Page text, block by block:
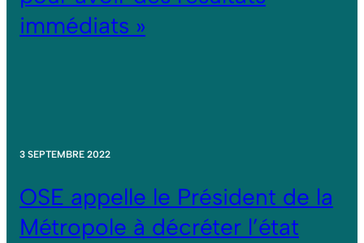
immédiats »
3 SEPTEMBRE 2022
OSE appelle le Président de la
Métropole à décréter l’état